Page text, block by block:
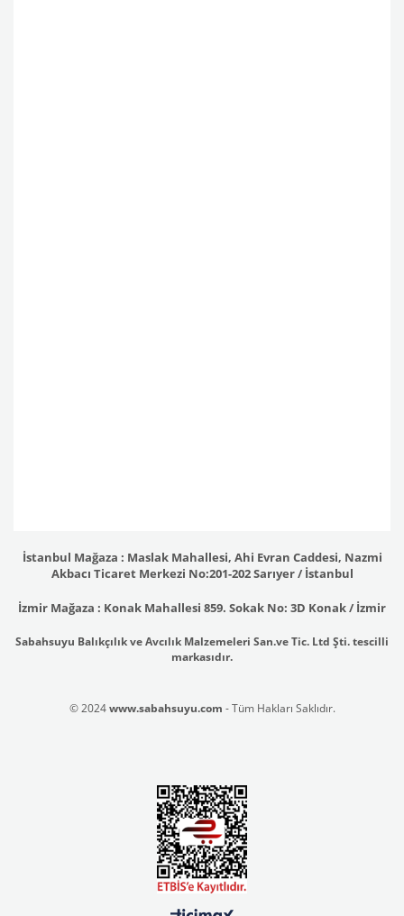
İstanbul Mağaza : Maslak Mahallesi, Ahi Evran Caddesi, Nazmi
Akbacı Ticaret Merkezi No:201-202 Sarıyer / İstanbul
İzmir Mağaza : Konak Mahallesi 859. Sokak No: 3D Konak / İzmir
Sabahsuyu Balıkçılık ve Avcılık Malzemeleri San.ve Tic. Ltd Şti. tescilli
markasıdır.
© 2024www.sabahsuyu.com - Tüm Hakları Saklıdır.